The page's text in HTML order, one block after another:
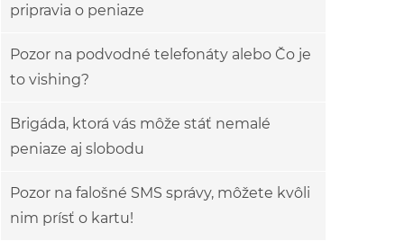
pripravia o peniaze
Pozor na podvodné telefonáty alebo Čo je
to vishing?
Brigáda, ktorá vás môže stáť nemalé
peniaze aj slobodu
Pozor na falošné SMS správy, môžete kvôli
nim prísť o kartu!